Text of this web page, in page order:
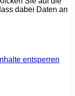
dabei Daten an
entsperren